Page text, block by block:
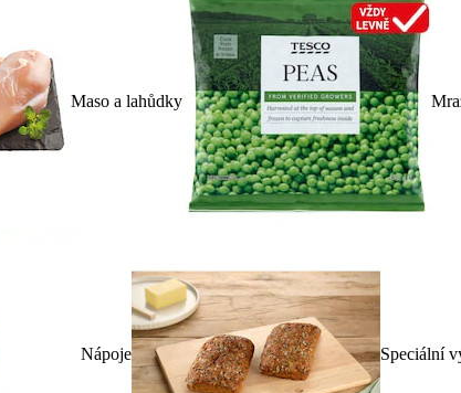
Maso a lahůdky
Nápoje Speciální